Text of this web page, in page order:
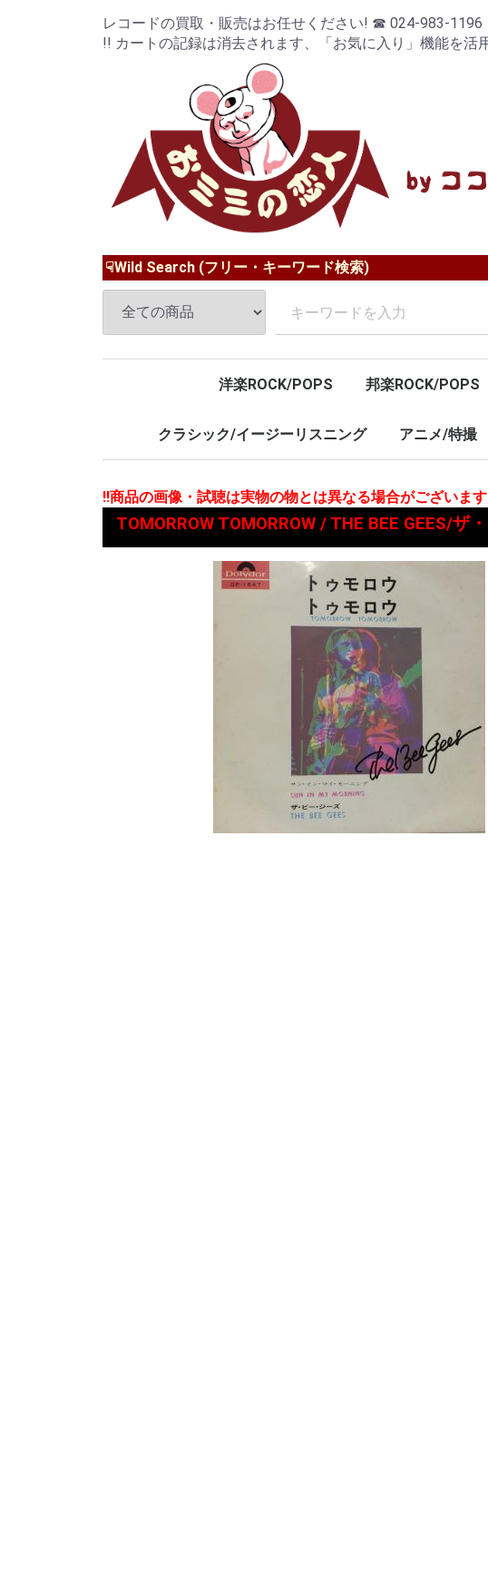
レコードの買取・販売はお任せください! ☎ 024-983-1196
!! カートの記録は消去されます、「お気に入り」機能を活
☟Wild Search (フリー・キーワード検索)
洋楽ROCK/POPS
LP/12inch/10inch
7inch
邦楽ROCK/POPS
LP/12inch/10inch
7inch
クラシック/イージーリスニング アニメ/特撮
!!商品の画像・試聴は実物の物とは異なる場合がございま
TOMORROW TOMORROW / THE BEE GEES/ザ